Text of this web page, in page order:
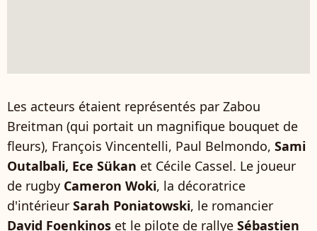
Les acteurs étaient représentés par Zabou
Breitman (qui portait un magnifique bouquet de
fleurs), François Vincentelli, Paul Belmondo, Sami
Outalbali, Ece Sükan et Cécile Cassel. Le joueur
de rugby Cameron Woki, la décoratrice
d'intérieur Sarah Poniatowski, le romancier
David Foenkinos et le pilote de rallye Sébastien